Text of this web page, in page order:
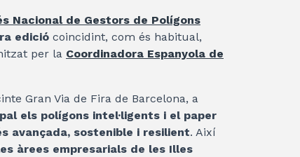
Nacional de Gestors de Polígons
edició coincidint, com és habitual,
per la Coordinadora Espanyola de
Gran Via de Fira de Barcelona, a
els polígons intel·ligents i el paper
avançada, sostenible i resilient. Així
àrees empresarials de les Illes